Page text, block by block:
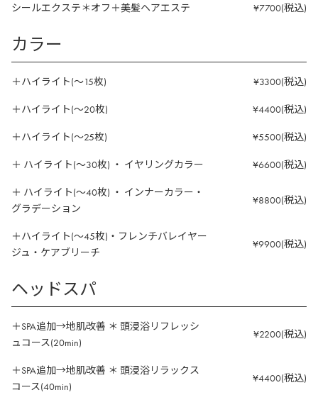
シールエクステ＊オフ＋美髪ヘアエステ ¥7700(税込)
カラー
＋ハイライト(～15枚) ¥3300(税込)
＋ハイライト(～20枚) ¥4400(税込)
＋ハイライト(～25枚) ¥5500(税込)
＋ ハイライト(～30枚) ・ イヤリングカラー ¥6600(税込)
＋ ハイライト(～40枚) ・ インナーカラー・
グラデーション
¥8800(税込)
＋ハイライト(～45枚)・フレンチバレイヤー
ジュ・ケアブリーチ
¥9900(税込)
ヘッドスパ
＋SPA追加→地肌改善 ＊ 頭浸浴リフレッシ
ュコース(20min)
¥2200(税込)
＋SPA追加→地肌改善 ＊ 頭浸浴リラックス
コース(40min)
¥4400(税込)